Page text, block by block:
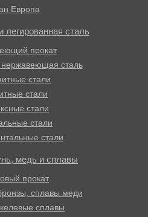
Европа
сталь
прокат
сталь
стали
стали
стали
стали
стали
медь и сплавы
прокат
сплавы меди
сплавы